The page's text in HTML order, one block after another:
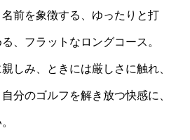
名前を象徴する、ゆったりと打
、フラットなロングコース。
しみ、ときには厳しさに触れ、
分のゴルフを解き放つ快感に、